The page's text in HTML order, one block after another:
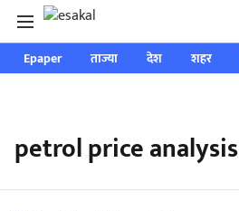
Epaper ताज्या देश शहर
petrol price analysis